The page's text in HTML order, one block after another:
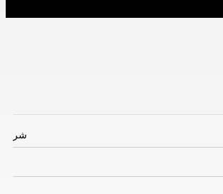
شركة